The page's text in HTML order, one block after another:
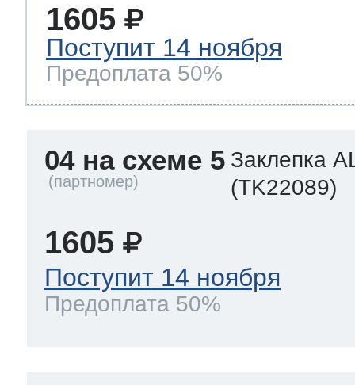
1605
Поступит 14 ноября
Предоплата 50%
04 на схеме 5 Заклепка
(TK22089)
1605
Поступит 14 ноября
Предоплата 50%